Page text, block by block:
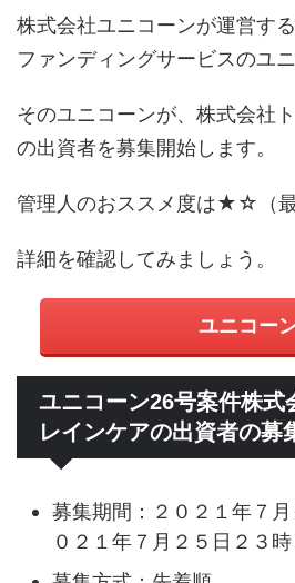
株式会社ユニコーンが運営す
ファンディングサービスのユニ
そのユニコーンが、株式会社
の出資者を募集開始します。
管理人のおススメ度は★☆（
詳細を確認してみましょう。
ユニコー
ユニコーン26号案件株式
レインケアの出資者の募
募集期間：２０２１年７
０２１年７月２５日２３